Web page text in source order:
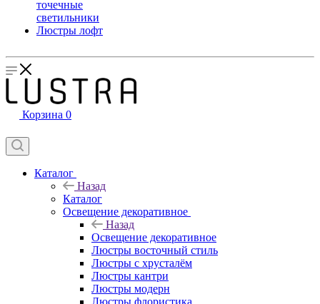
точечные
светильники
Люстры лофт
Корзина 0
Каталог
Назад
Каталог
Освещение декоративное
Назад
Освещение декоративное
Люстры восточный стиль
Люстры с хрусталём
Люстры кантри
Люстры модерн
Люстры флористика